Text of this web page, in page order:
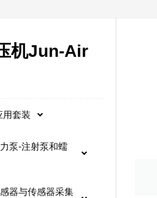
机Jun-Air
用套装
泵-注射泵和蠕
器与传感器采集